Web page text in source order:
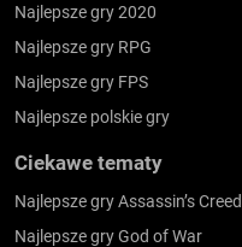
Najlepsze gry 2020
Najlepsze gry RPG
Najlepsze gry FPS
Najlepsze polskie gry
Ciekawe tematy
Najlepsze gry Assassin’s Creed
Najlepsze gry God of War